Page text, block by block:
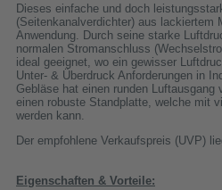
Dieses einfache und doch
(Seitenkanalverdichter) aus lackiertem
Anwendung. Durch seine starke
normalen Stromanschluss
ideal geeignet, wo ein gewisser
Unter- & Überdruck Anforderungen in
Gebläse hat einen runden
einen robuste Standplatte, welche mit
werden kann.
Der empfohlene Verkaufspreis (UVP)
Eigenschaften & Vorteile: